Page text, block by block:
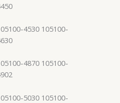
4530 105100-
4870 105100-
5030 105100-